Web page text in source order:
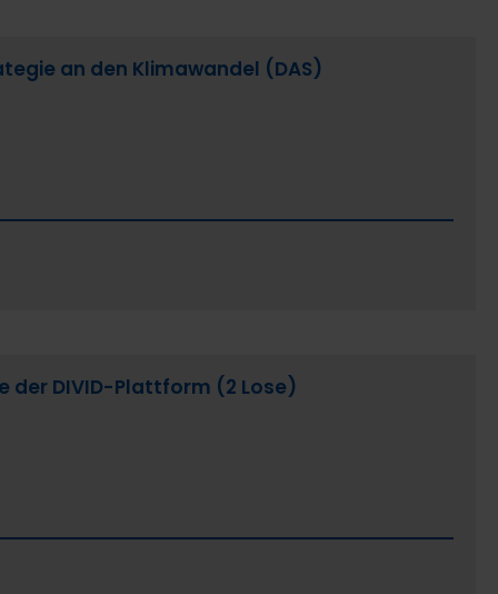
an den Klimawandel (DAS)
der DIVID-Plattform (2 Lose)